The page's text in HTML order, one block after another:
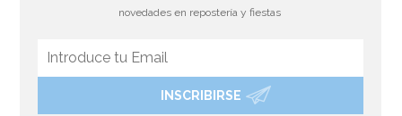
Bombona de Helio para Globos Maxi
novedades en repostería y fiestas
INSCRIBIRSE